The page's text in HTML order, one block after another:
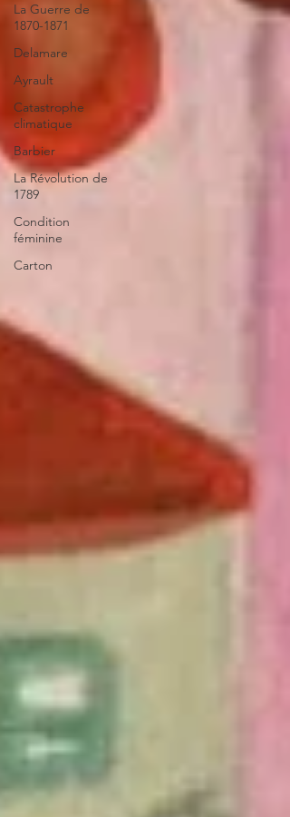
La Guerre de
1870-1871
Delamare
Ayrault
Catastrophe
climatique
Barbier
La Révolution de
1789
Condition
féminine
Carton